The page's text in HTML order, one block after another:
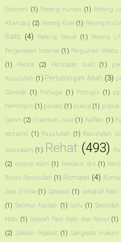
Ekonomi (1) Perang Hunain (1) Perang
Khandaq (2) Perang Kore (1) Perang
Salib (4) Perang Tabuk (1) Perang
Pergesekan Internal (1) Perguliran Waktu
(1)
Persia (2) Persoalan sulit (1)
Rasulullah (1) Pertolongan Allah (3)
SAHABI (1) Portugal (1) Portugis (1)
Pemimpin (1) prokes (1) puasa (1) pupuk
Qarun (2) Quantum Jiwa (1) Raffles (1)
terzalimi (1) Rasulullah (1) Rasulullah
wassalam (1) Rehat (493)
(2) respon alam (1) Revolusi diri (1)
Rindu Rasulullah (1) Romawi (4)
Saat Dihina (1) Sahabat (1) sahabat Nabi
(1) Salimul Aqidah (1) satu (1)
Nabi (1) Sejarah Para Nabi dan Rasul (1)
(2) Seleksi Pejabat (1) Sengketa Hukum